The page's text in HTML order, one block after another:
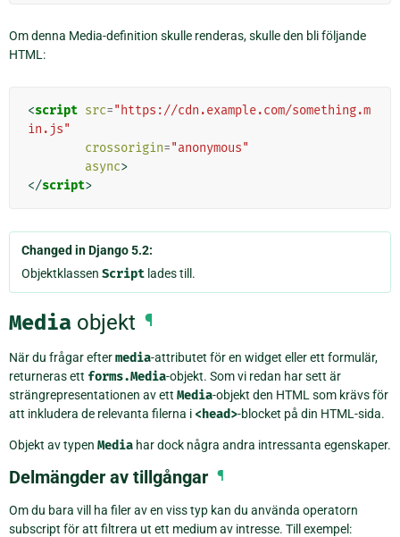
Om denna Media-definition skulle renderas, skulle den bli följande
HTML:
<script src="https://cdn.example.com/something.m
in.js"
crossorigin="anonymous"
async>
</script>
Changed in Django 5.2:
Objektklassen Script lades till.
Media objekt ¶
När du frågar eftermedia-attributet för en widget eller ett formulär,
returneras ett forms.Media-objekt. Som vi redan har sett är
strängrepresentationen av ett Media-objekt den HTML som krävs för
att inkludera de relevanta filerna i <head>-blocket på din HTML-sida.
Objekt av typen Media har dock några andra intressanta egenskaper.
Delmängder av tillgångar ¶
Om du bara vill ha filer av en viss typ kan du använda operatorn
subscript för att filtrera ut ett medium av intresse. Till exempel: